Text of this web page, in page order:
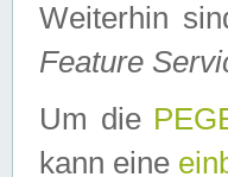
Weiterhin
Feature
Um die
kann eine